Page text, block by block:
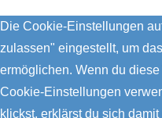
Die Cookie-Einstellungen
zulassen" eingestellt, um
ermöglichen. Wenn du
Cookie-Einstellungen
klickst, erklärst du sich